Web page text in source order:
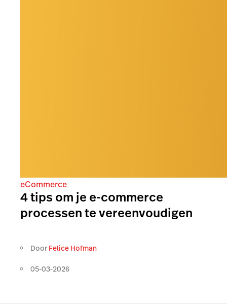
eCommerce
4 tips om je e-commerce
processen te vereenvoudigen
Door Felice Hofman
05-03-2026